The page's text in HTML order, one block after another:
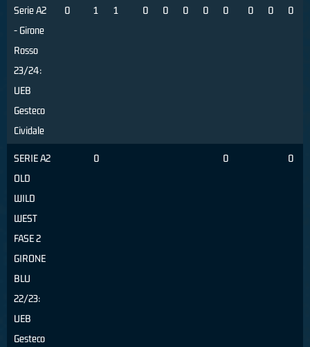
Serie A2
- Girone
Rosso
23/24:
UEB
Gesteco
Cividale
0 1 1 0 0 0 0 0 0 0 0
SERIE A2
OLD
WILD
WEST
FASE 2
GIRONE
BLU
22/23:
UEB
Gesteco
0 0 0